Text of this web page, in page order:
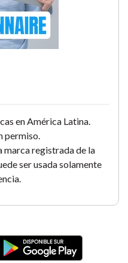
en América Latina.
permiso.
marca registrada de la
ser usada solamente